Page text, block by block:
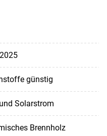
günstig
Solarstrom
Brennholz